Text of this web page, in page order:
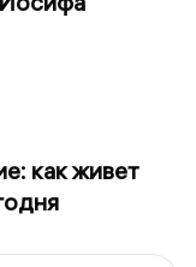
как живет